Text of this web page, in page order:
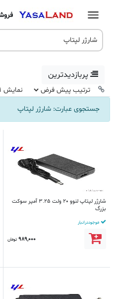
پربازدیدترین
نمایش 1 تا 11 از 11 مورد
جستجوی عبارت: شارژر لپتاپ
شارژر لپتاپ لنوو 20 ولت 3.25 آمپر سوکت
بزرگ
موجود در انبار
989,000 تومان